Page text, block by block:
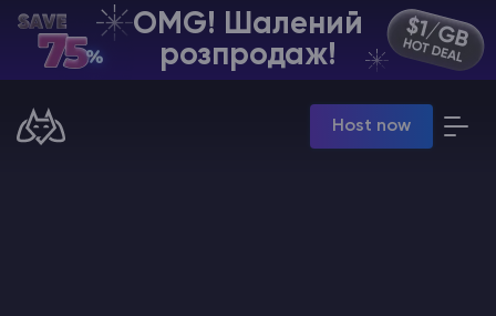
OMG! Шалений
розпродаж!
Host now
UA | USD
Manage your servers & payments